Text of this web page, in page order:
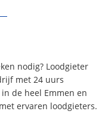
nodig? Loodgieter
met 24 uurs
de heel Emmen en
ervaren loodgieters.